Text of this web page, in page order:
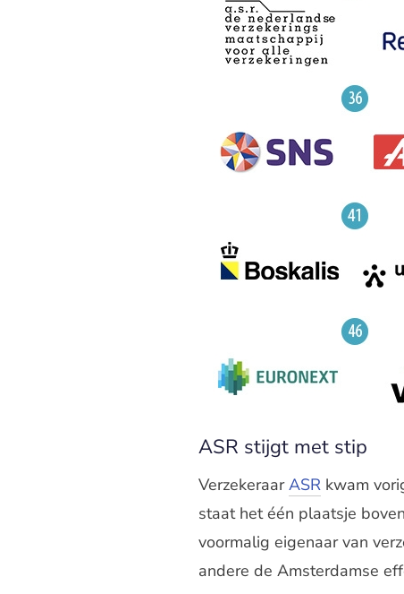
ASR stijgt met stip
VerzekeraarASR kwam
staat het één plaatsje
voormalig eigenaar van
andere de Amsterdamse